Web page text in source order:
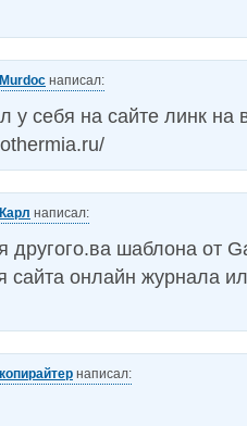
Murdoc написал:
у себя на сайте линк на
Карл написал:
другого.ва шаблона от
сайта онлайн журнала
копирайтер написал: